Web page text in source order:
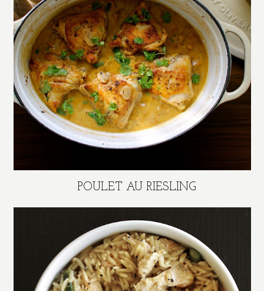
POULET AU RIESLING